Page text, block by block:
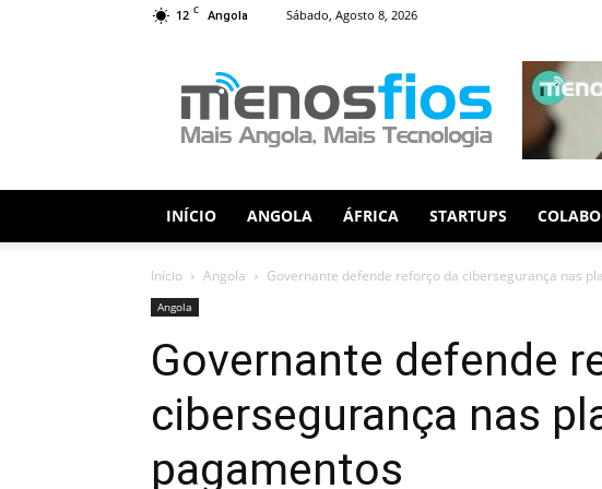
12 C Angola Sábado, Agosto 8, 2026
Fios
INÍCIO ANGOLA ÁFRICA STARTUPS
Início Angola Governante defende reforço da cibersegurança nas
Angola
Governante defende
cibersegurança nas
pagamentos